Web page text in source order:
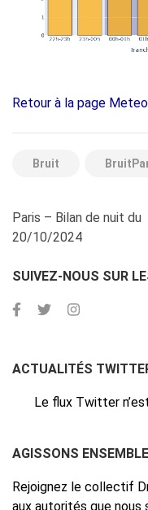
Retour à la page
Bruit
Navigation
de
Paris – Bilan de nuit du
20/10/2024
SUIVEZ-NOUS SUR
ACTUALITÉS
Le flux Twitter
AGISSONS ENSEMBLE
Rejoignez le collectif
aux autorités que nous